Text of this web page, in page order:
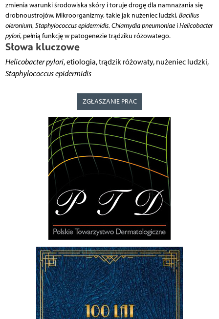
zmienia warunki środowiska skóry i toruje drogę dla namnażania się
drobnoustrojów. Mikroorganizmy, takie jak nużeniec ludzki,Bacillus
oleronium,Staphylococcus epidermidis,Chlamydia pneumoniae iHelicobacter
pylori, pełnią funkcję w patogenezie trądziku różowatego.
Słowa kluczowe
Helicobacter pylori, etiologia, trądzik różowaty, nużeniec ludzki,
Staphylococcus epidermidis
ZGŁASZANIE PRAC